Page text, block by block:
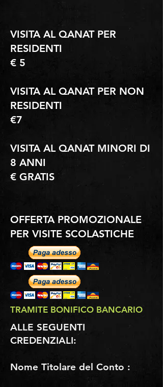
VISITA AL QANAT PER
RESIDENTI
€ 5
VISITA AL QANAT PER NON
RESIDENTI
€7
VISITA AL QANAT MINORI DI
8 ANNI
€ GRATIS
OFFERTA PROMOZIONALE
PER VISITE SCOLASTICHE
TRAMITE BONIFICO BANCARIO
ALLE SEGUENTI
CREDENZIALI:
Nome Titolare del Conto :